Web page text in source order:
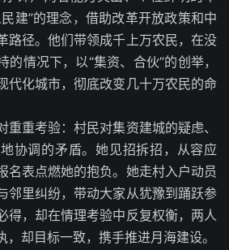
建”的理念，借助改革开放政策和中
路径。他们带领成千上万农民，在没
情况下，以“集资、合伙”的创举，
代化城市，彻底改变几十万农民的命
重重考验：村民对集资建城的疑虑、
协调的矛盾。她见招拆招，从容应
名表点燃她的抱负。她走村入户动员
邻里纠纷，带动大家从犹豫到踊跃参
得，却在情理考验中反复权衡，两人
，却目标一致，携手推进月海建设。